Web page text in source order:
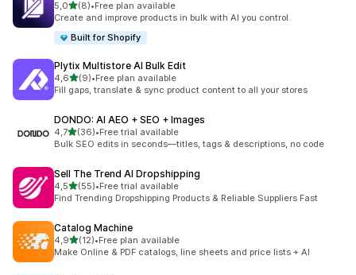
5,05 yıldız üzerinden
(8)
toplam 8 değerlendirme
•Free plan available
Create and improve products in bulk with AI you control.
Built for Shopify
Plytix Multistore AI Bulk Edit
4,65 yıldız üzerinden
(9)
toplam 9 değerlendirme
•Free plan available
Fill gaps, translate & sync product content to all your stores
DONDO: AI AEO + SEO + Images
4,75 yıldız üzerinden
(36)
toplam 36 değerlendirme
•Free trial available
Bulk SEO edits in seconds—titles, tags & descriptions, no code
Sell The Trend AI Dropshipping
4,55 yıldız üzerinden
(55)
toplam 55 değerlendirme
•Free trial available
Find Trending Dropshipping Products & Reliable Suppliers Fast
Catalog Machine
4,95 yıldız üzerinden
(12)
toplam 12 değerlendirme
•Free plan available
Make Online & PDF catalogs, line sheets and price lists + AI